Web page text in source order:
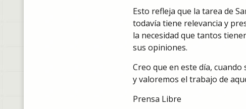
Esto refleja que la tarea de
todavía tiene relevancia y
la necesidad que tantos
sus opiniones.
Creo que en este día,
y valoremos el trabajo de
Prensa Libre